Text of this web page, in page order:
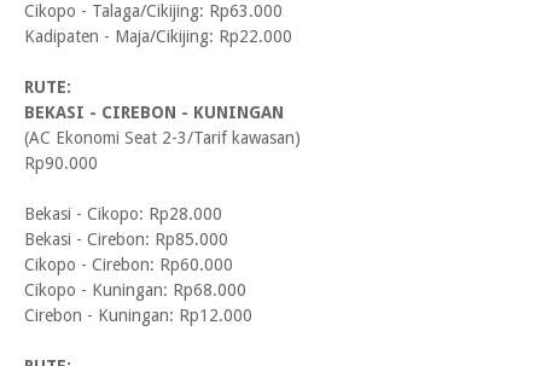
Cikopo - Talaga/Cikijing: Rp63.000
Kadipaten - Maja/Cikijing: Rp22.000
RUTE:
BEKASI - CIREBON - KUNINGAN
(AC Ekonomi Seat 2-3/Tarif kawasan)
Rp90.000
Bekasi - Cikopo: Rp28.000
Bekasi - Cirebon: Rp85.000
Cikopo - Cirebon: Rp60.000
Cikopo - Kuningan: Rp68.000
Cirebon - Kuningan: Rp12.000